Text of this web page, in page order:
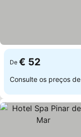
De € 52
Consulte os preços de